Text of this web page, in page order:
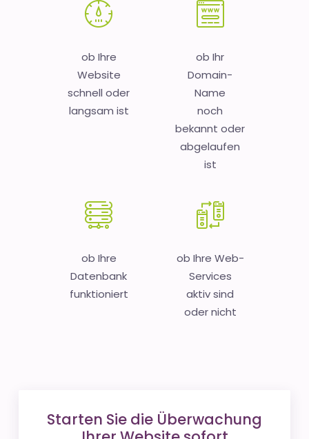
ob Ihre
Website
schnell oder
langsam ist
ob Ihr
Domain-
Name
noch
bekannt oder
abgelaufen
ist
ob Ihre
Datenbank
funktioniert
ob Ihre Web-
Services
aktiv sind
oder nicht
Starten Sie die Überwachung